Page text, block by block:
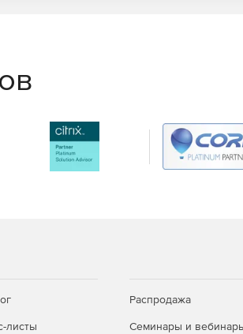
листы
Распродажа
Семинары и